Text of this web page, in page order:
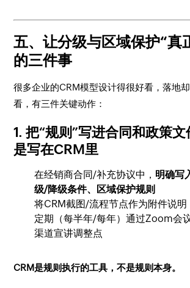
五、让分级与区域保护“真
的三件事
很多企业的CRM模型设计得很好看，落地
看，有三件关键动作：
1. 把“规则”写进合同和政策
是写在CRM里
在经销商合同/补充协议中， 明确写
级/降级条件、区域保护规则
将CRM截图/流程节点作为附件说明
定期（每半年/每年）通过Zoom会
渠道宣讲调整点
CRM是规则执行的工具，不是规则本身。